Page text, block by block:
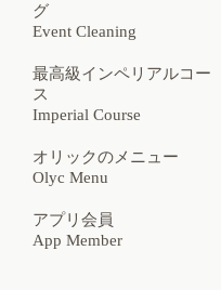
グ
Event Cleaning
最高級インペリアルコー
ス
Imperial Course
オリックのメニュー
Olyc Menu
アプリ会員
App Member